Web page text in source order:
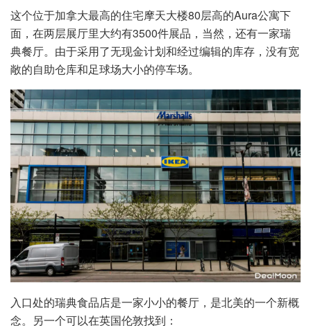
这个位于加拿大最高的住宅摩天大楼80层高的Aura公寓下
面，在两层展厅里大约有3500件展品，当然，还有一家瑞
典餐厅。由于采用了无现金计划和经过编辑的库存，没有宽
敞的自助仓库和足球场大小的停车场。
入口处的瑞典食品店是一家小小的餐厅，是北美的一个新概
念。另一个可以在英国伦敦找到：